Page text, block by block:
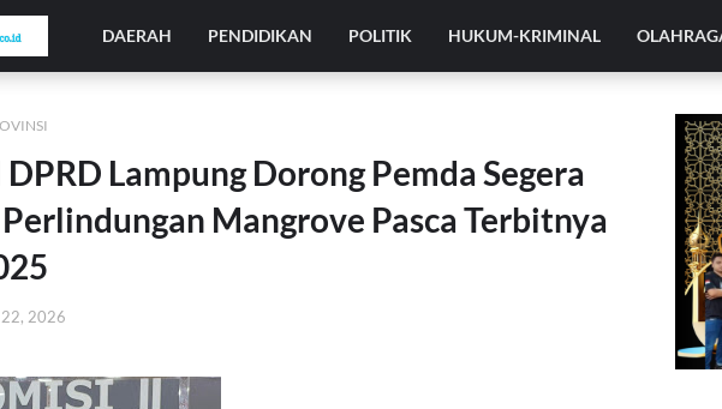
DAERAH PENDIDIKAN POLITIK HUKUM-KRIMINAL
Lampung Dorong Pemda Segera
Mangrove Pasca Terbitnya
2026